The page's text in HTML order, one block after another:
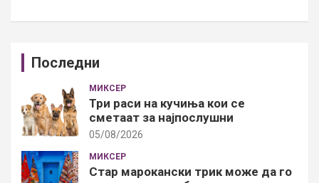
Последни
МИКСЕР
Три раси на кучиња кои се
сметаат за најпослушни
05/08/2026
МИКСЕР
Стар марокански трик може да го